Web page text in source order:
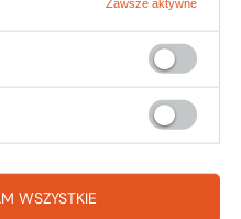
Grot z
WSZYSTKIE